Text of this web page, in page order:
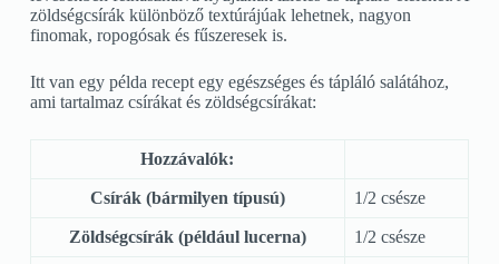
zöldségcsírák különböző textúrájúak lehetnek, nagyon
finomak, ropogósak és fűszeresek is.
Itt van egy példa recept egy egészséges és tápláló salátához,
ami tartalmaz csírákat és zöldségcsírákat:
Hozzávalók:
Csírák (bármilyen típusú) 1/2 csésze
Zöldségcsírák (például lucerna) 1/2 csésze